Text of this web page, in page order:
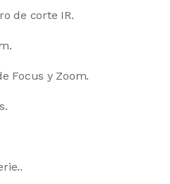
de corte IR.
Focus y Zoom.